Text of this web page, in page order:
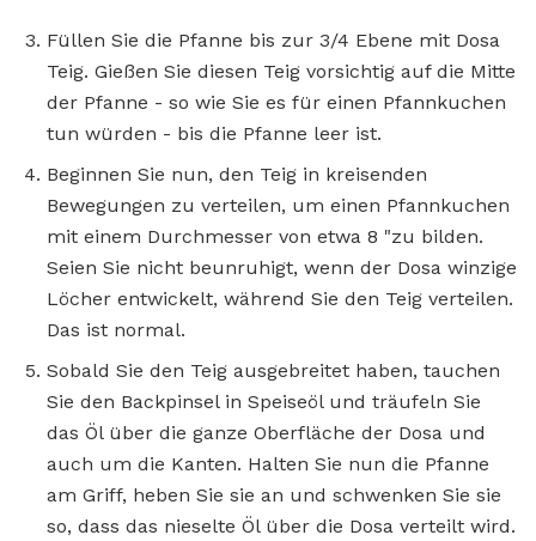
Füllen Sie die Pfanne bis zur 3/4 Ebene mit Dosa
Teig. Gießen Sie diesen Teig vorsichtig auf die Mitte
der Pfanne - so wie Sie es für einen Pfannkuchen
tun würden - bis die Pfanne leer ist.
Beginnen Sie nun, den Teig in kreisenden
Bewegungen zu verteilen, um einen Pfannkuchen
mit einem Durchmesser von etwa 8 "zu bilden.
Seien Sie nicht beunruhigt, wenn der Dosa winzige
Löcher entwickelt, während Sie den Teig verteilen.
Das ist normal.
Sobald Sie den Teig ausgebreitet haben, tauchen
Sie den Backpinsel in Speiseöl und träufeln Sie
das Öl über die ganze Oberfläche der Dosa und
auch um die Kanten. Halten Sie nun die Pfanne
am Griff, heben Sie sie an und schwenken Sie sie
so, dass das nieselte Öl über die Dosa verteilt wird.